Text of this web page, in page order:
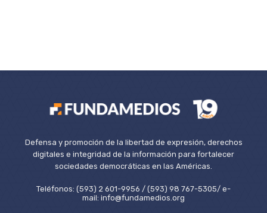
Defensa y promoción de la libertad de expresión, derechos
digitales e integridad de la información para fortalecer
sociedades democráticas en las Américas.
Teléfonos: (593) 2 601-9956 / (593) 98 767-5305/ e-
mail: info@fundamedios.org